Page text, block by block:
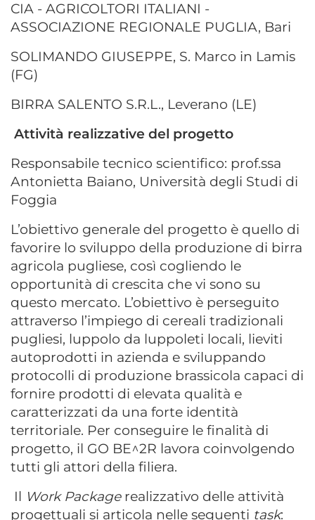
CIA - AGRICOLTORI ITALIANI -
ASSOCIAZIONE REGIONALE PUGLIA, Bari
SOLIMANDO GIUSEPPE, S. Marco in Lamis
(FG)
BIRRA SALENTO S.R.L., Leverano (LE)
Attività realizzative del progetto
Responsabile tecnico scientifico: prof.ssa
Antonietta Baiano, Università degli Studi di
Foggia
L’obiettivo generale del progetto è quello di
favorire lo sviluppo della produzione di birra
agricola pugliese, così cogliendo le
opportunità di crescita che vi sono su
questo mercato. L’obiettivo è perseguito
attraverso l’impiego di cereali tradizionali
pugliesi, luppolo da luppoleti locali, lieviti
autoprodotti in azienda e sviluppando
protocolli di produzione brassicola capaci di
fornire prodotti di elevata qualità e
caratterizzati da una forte identità
territoriale. Per conseguire le finalità di
progetto, il GO BE^2R lavora coinvolgendo
tutti gli attori della filiera.
Il Work Packagerealizzativo delle attività
progettuali si articola nelle seguenti task: